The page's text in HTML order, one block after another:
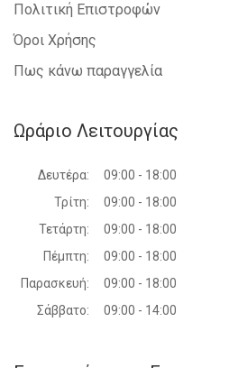
Πολιτική Επιστροφών
Όροι Χρήσης
Πως κάνω παραγγελία
Ωράριο Λειτουργίας
Δευτέρα:
09:00 - 18:00
Τρίτη:
09:00 - 18:00
Τετάρτη:
09:00 - 18:00
Πέμπτη:
09:00 - 18:00
Παρασκευή:
09:00 - 18:00
Σάββατο:
09:00 - 14:00